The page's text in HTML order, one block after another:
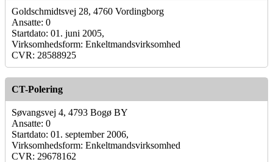
Goldschmidtsvej 28, 4760 Vordingborg
Ansatte: 0
Startdato: 01. juni 2005,
Virksomhedsform: Enkeltmandsvirksomhed
CVR: 28588925
CT-Polering
Søvangsvej 4, 4793 Bogø BY
Ansatte: 0
Startdato: 01. september 2006,
Virksomhedsform: Enkeltmandsvirksomhed
CVR: 29678162